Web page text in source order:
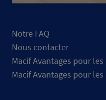
Notre FAQ
Nous contacter
Macif Avantages pour
Macif Avantages pour